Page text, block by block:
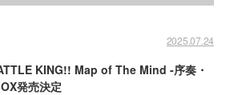
2025.07.24
KING!! Map of The Mind -序奏・
発売決定